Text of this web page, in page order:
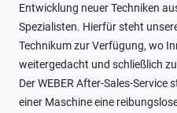
Entwicklung neuer Techniken
Spezialisten. Hierfür steht
Technikum zur Verfügung, wo
weitergedacht und schließlich
Der WEBER After-Sales-
einer Maschine eine